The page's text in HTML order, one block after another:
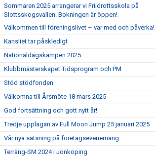
Sommaren 2025 arrangerar vi Friidrottsskola på
Slottsskogsvallen. Bokningen är öppen!
Välkommen till föreningslivet – var med och påverka!
Kansliet tar påskledigt
Nationaldagskampen 2025
Klubbmästerskapet Tidsprogram och PM
Stöd stödfonden
Välkomna till Årsmöte 18 mars 2025
God fortsättning och gott nytt år!
Tredje upplagan av Full Moon Jump 25 januari 2025
Vår nya satsning på företagsevenemang
Terräng-SM 2024 i Jönköping